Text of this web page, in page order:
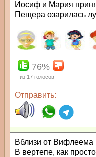
Иосиф и Мария
Пещера озарилась
76%
из 17 голосов
Отправить:
Вблизи от Вифлеема
В вертепе, как